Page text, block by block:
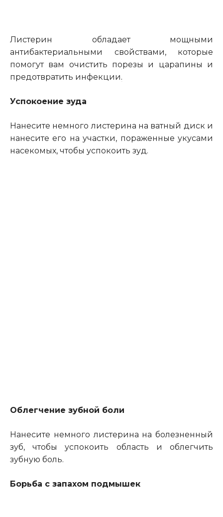
Листерин обладает мощными
антибактериальными свойствами, которые
помогут вам очистить порезы и царапины и
предотвратить инфекции.
Успокоение зуда
Нанесите немного листерина на ватный диск и
нанесите его на участки, пораженные укусами
насекомых, чтобы успокоить зуд.
Облегчение зубной боли
Нанесите немного листерина на болезненный
зуб, чтобы успокоить область и облегчить
зубную боль.
Борьба с запахом подмышек